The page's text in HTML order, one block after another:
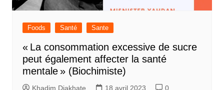
Foods Santé Sante
« La consommation excessive de sucre
peut également affecter la santé
mentale » (Biochimiste)
Khadim Diakhate 18 avril 2023 0